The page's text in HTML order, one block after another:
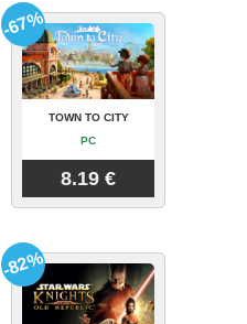
TOWN TO CITY
PC
8.19 €
-67%
-82%